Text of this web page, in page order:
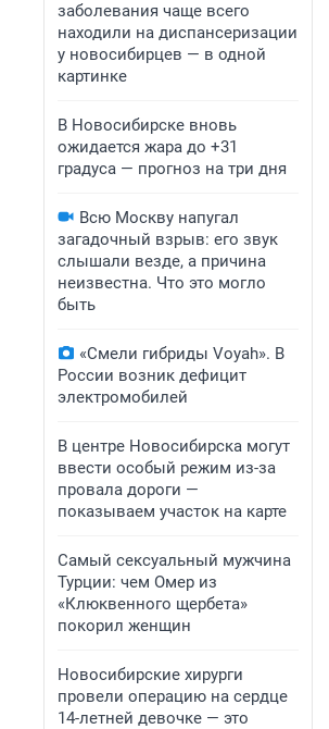
заболевания чаще всего
находили на диспансеризации
у новосибирцев — в одной
картинке
В Новосибирске вновь
ожидается жара до +31
градуса — прогноз на три дня
Всю Москву напугал
загадочный взрыв: его звук
слышали везде, а причина
неизвестна. Что это могло
быть
«Смели гибриды Voyah». В
России возник дефицит
электромобилей
В центре Новосибирска могут
ввести особый режим из-за
провала дороги —
показываем участок на карте
Самый сексуальный мужчина
Турции: чем Омер из
«Клюквенного щербета»
покорил женщин
Новосибирские хирурги
провели операцию на сердце
14-летней девочке — это